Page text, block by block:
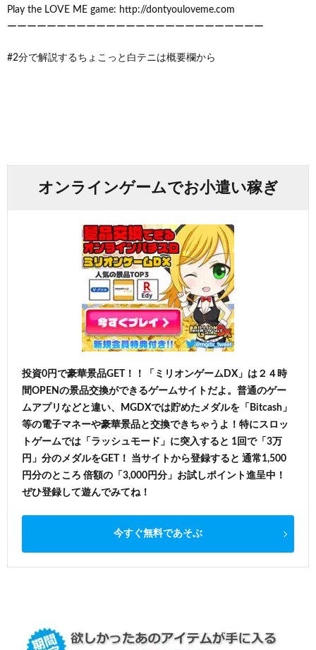
Play the LOVE ME game: http://dontyouloveme.com
ーーーーーーーーーーーーーーーーーーーーーーーーーー
#2分で解説するちょこっと白テニは概要欄から
オンラインゲームでお小遣い稼ぎ
投資0円で豪華景品GET！！「ミリオンゲームDX」は２４時
間OPENの景品交換ができるゲームサイトだよ。普通のゲー
ムアプリなどと違い、MGDXでは貯めたメダルを「Bitcash」
等の電子マネーや豪華景品と交換できちゃうよ！特にスロッ
トゲームでは「ラッシュモード」に突入すると 1回で「3万
円」分のメダルをGET！ 当サイトから登録すると 通常1,500
円分のところ 倍額の「3,000円分」お試しポイント進呈中！
ぜひ登録して遊んでみてね！
今すぐ無料であそぶ